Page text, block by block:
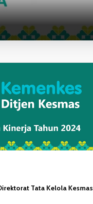
Tata Kelola Kesmas